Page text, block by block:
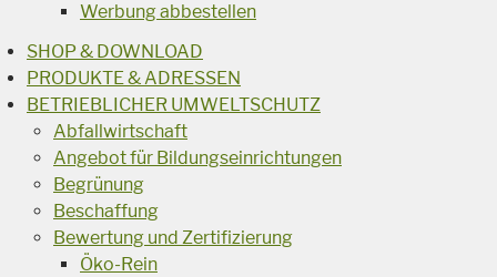
Werbung abbestellen
SHOP & DOWNLOAD
PRODUKTE & ADRESSEN
BETRIEBLICHER UMWELTSCHUTZ
Abfallwirtschaft
Angebot für Bildungseinrichtungen
Begrünung
Beschaffung
Bewertung und Zertifizierung
Öko-Rein